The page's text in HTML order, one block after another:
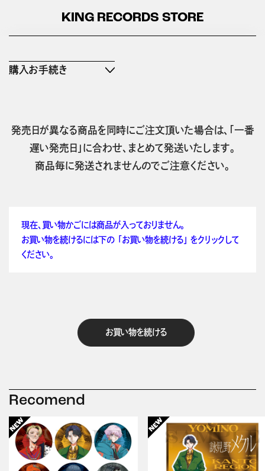
KING RECORDS STORE
購入お手続き
発売日が異なる商品を同時にご注文頂いた場合は、「一番
遅い発売日」に合わせ、まとめて発送いたします。
商品毎に発送されませんのでご注意ください。
現在、買い物かごには商品が入っておりません。
お買い物を続けるには下の 「お買い物を続ける」 をクリックして
ください。
お買い物を続ける
Recomend